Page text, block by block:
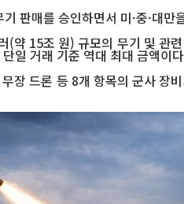
판매를 승인하면서 미·중·대
약 15조 원) 규모의 무기 및 관
일 거래 기준 역대 최대 금액이
장 드론 등 8개 항목의 군사 장